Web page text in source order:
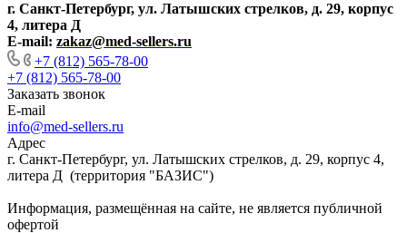
г. Санкт-Петербург, ул. Латышских стрелков, д. 29, корпус
4, литера Д
E-mail: zakaz@med-sellers.ru
+7 (812) 565-78-00
+7 (812) 565-78-00
Заказать звонок
E-mail
info@med-sellers.ru
Адрес
г. Санкт-Петербург, ул. Латышских стрелков, д. 29, корпус 4,
литера Д (территория "БАЗИС")
Информация, размещённая на сайте, не является публичной
офертой